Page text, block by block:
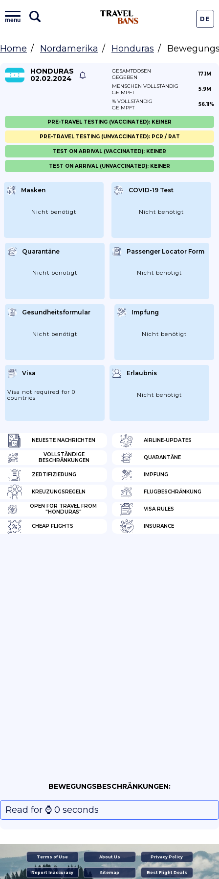
menu DE
Home Nordamerika Honduras
HONDURAS
02.02.2024
GESAMTDOSEN
GEGEBEN
17.1M
MENSCHEN VOLLSTÄNDIG
GEIMPFT
5.9M
% VOLLSTÄNDIG
GEIMPFT
56.11%
NEUESTE NACHRICHTEN AIRLINE-UPDATES
VOLLSTÄNDIGE
BESCHRÄNKUNGEN
QUARANTÄNE
ZERTIFIZIERUNG IMPFUNG
KREUZUNGSREGELN FLUGBESCHRÄNKUNG
OPEN FOR TRAVEL FROM
"HONDURAS"
VISA RULES
CHEAP FLIGHTS INSURANCE
Masken
Nicht benötigt
COVID-19 Test
Nicht benötigt
Quarantäne
Nicht benötigt
Passenger Locator Form
Nicht benötigt
Gesundheitsformular
Nicht benötigt
Impfung
Nicht benötigt
Visa
Visa not required for 0
countries
Erlaubnis
Nicht benötigt
PRE-TRAVEL TESTING (VACCINATED): KEINER
PRE-TRAVEL TESTING (UNVACCINATED): PCR / RAT
TEST ON ARRIVAL (VACCINATED): KEINER
TEST ON ARRIVAL (UNVACCINATED): KEINER
BEWEGUNGSBESCHRÄNKUNGEN:
Read for ⌚️ 0 seconds
Terms of Use About Us Privacy Policy
Report Inaccuracy Sitemap Best Flight Deals